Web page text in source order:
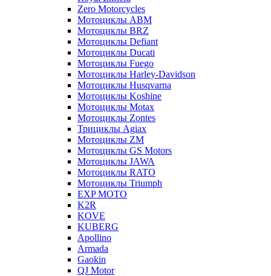
Zero Motorcycles
Мотоциклы ABM
Мотоциклы BRZ
Мотоциклы Defiant
Мотоциклы Ducati
Мотоциклы Fuego
Мотоциклы Harley-Davidson
Мотоциклы Husqvarna
Мотоциклы Koshine
Мотоциклы Motax
Мотоциклы Zontes
Трициклы Agiax
Мотоциклы ZM
Мотоциклы GS Motors
Мотоциклы JAWA
Мотоциклы RATO
Мотоциклы Triumph
EXP MOTO
K2R
KOVE
KUBERG
Apollino
Armada
Gaokin
QJ Motor